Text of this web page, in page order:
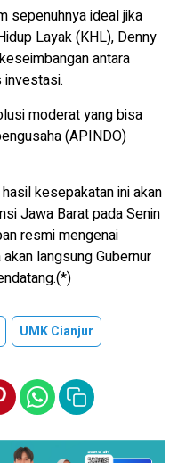
sepenuhnya ideal jika
Layak (KHL), Denny
antara
investasi.
moderat yang bisa
(APINDO)
kesepakatan ini akan
Jawa Barat pada Senin
resmi mengenai
langsung Gubernur
UMK Cianjur